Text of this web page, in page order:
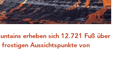
erheben sich 12.721 Fuß über
Aussichtspunkte von